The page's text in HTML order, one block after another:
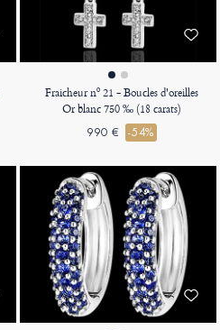
Fraicheur nº 21 - Boucles d'oreilles
Or blanc 750 ‰ (18 carats)
990 € -54%